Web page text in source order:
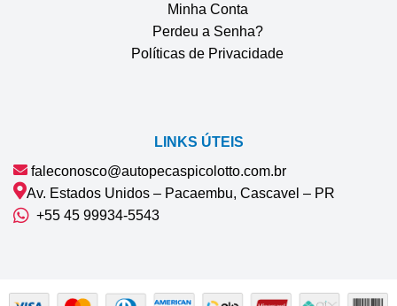
Minha Conta
Perdeu a Senha?
Políticas de Privacidade
LINKS ÚTEIS
faleconosco@autopecaspicolotto.com.br
Av. Estados Unidos – Pacaembu, Cascavel – PR
+55 45 99934‑5543‬